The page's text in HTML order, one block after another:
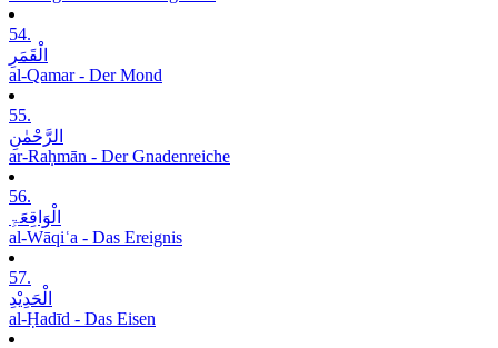
54.
الْقَمَرِ
al-Qamar - Der Mond
55.
الرَّحْمٰنِ
ar-Raḥmān - Der Gnadenreiche
56.
الْوَاقِعَۃِ
al-Wāqiʿa - Das Ereignis
57.
الْحَدِیْدِ
al-Ḥadīd - Das Eisen